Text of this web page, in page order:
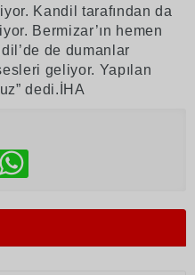
Kandil tarafından da
Bermizar’ın hemen
de dumanlar
geliyor. Yapılan
dedi.İHA